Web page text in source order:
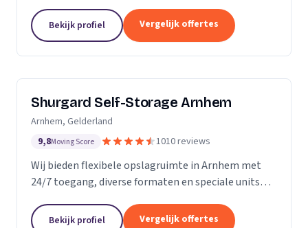
klanten geholpen door heel Nederland.
Bekijk profiel Vergelijk offertes
Shurgard Self-Storage Arnhem
Arnhem, Gelderland
9,8Moving Score 1010 reviews
Wij bieden flexibele opslagruimte in Arnhem met
24/7 toegang, diverse formaten en speciale units
opslag.Bekijk profiel Vergelijk offertes